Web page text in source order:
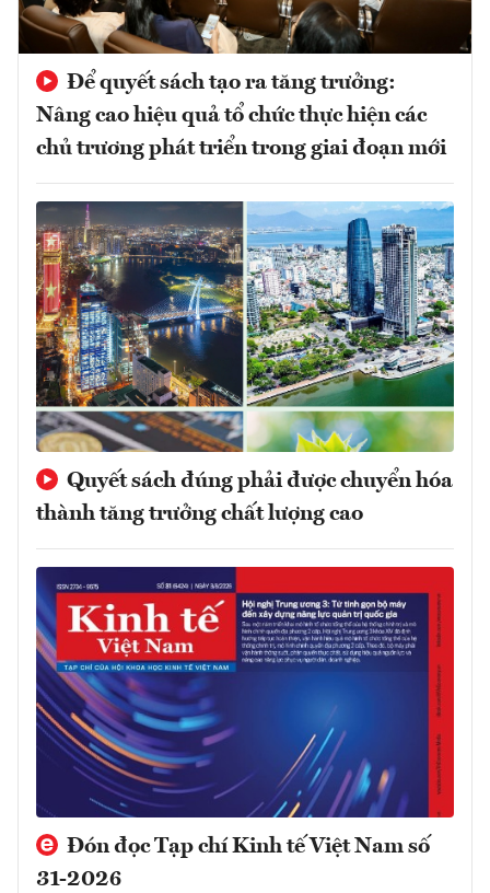
Để quyết sách tạo ra tăng trưởng:
Nâng cao hiệu quả tổ chức thực hiện các
chủ trương phát triển trong giai đoạn mới
Quyết sách đúng phải được chuyển hóa
thành tăng trưởng chất lượng cao
Đón đọc Tạp chí Kinh tế Việt Nam số
31-2026